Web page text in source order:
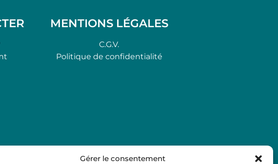
Gérer le consentement
MENTIONS LÉGALES
C.G.V.
Politique de confidentialité